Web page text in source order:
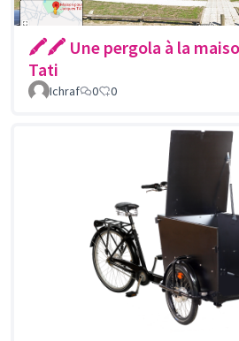
🖍🖍 Une pergola à la
Tati
Ichraf 0 0